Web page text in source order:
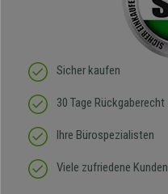
Sicher kaufen
30 Tage Rückgaberecht
Ihre Bürospezialisten
Viele zufriedene Kunden